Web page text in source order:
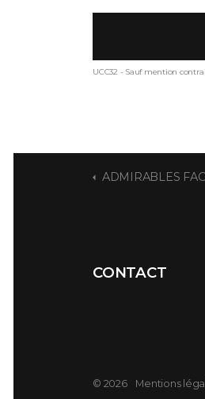
UCC32 - Sauf mention
ADMIRABLES
CONTACT
© 2026 Mentions